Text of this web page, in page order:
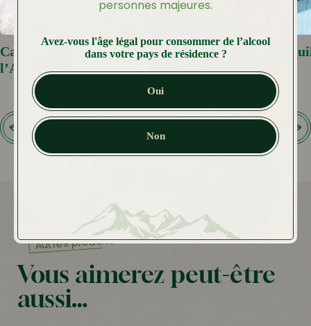
personnes majeures.
Avez-vous l'âge légal pour consommer de l’alcool
dans votre pays de résidence ?
Oui
Non
Carottes rôties à l’Orange et
l’Anis
Biscuit
Autres produits
Vous aimerez peut-être
aussi…